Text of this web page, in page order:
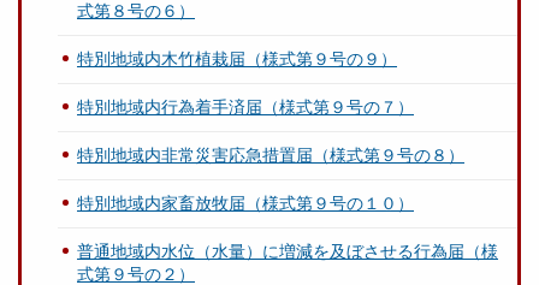
式第８号の６）
特別地域内木竹植栽届（様式第９号の９）
特別地域内行為着手済届（様式第９号の７）
特別地域内非常災害応急措置届（様式第９号の８）
特別地域内家畜放牧届（様式第９号の１０）
普通地域内水位（水量）に増減を及ぼさせる行為届（様
式第９号の２）